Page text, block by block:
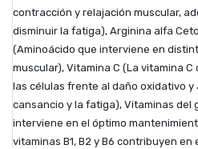
contracción y relajación muscular,
disminuir la fatiga), Arginina alfa
(Aminoácido que interviene en
muscular), Vitamina C (La vitamina
las células frente al daño oxidativo y
cansancio y la fatiga), Vitaminas del
interviene en el óptimo
vitaminas B1, B2 y B6 contribuyen